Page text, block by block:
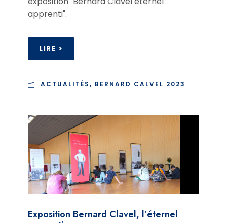
apprenti".
LIRE >
ACTUALITÉS, BERNARD CALVEL 2023
Exposition Bernard Clavel, l’éternel